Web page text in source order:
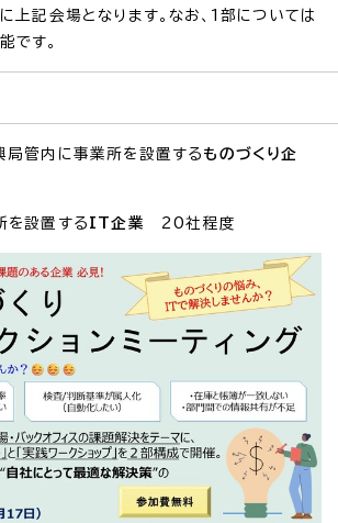
記会場となります。なお、1部については
です。
局管内に事業所を設置する ものづくり企
を設置する IT企業 20社程度